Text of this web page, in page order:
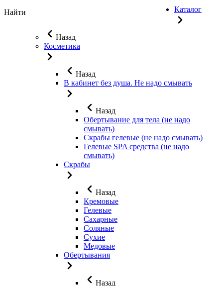
Найти
Каталог
Назад
Косметика
Назад
В кабинет без душа. Не надо смывать
Назад
Обертывание для тела (не надо
смывать)
Скрабы гелевые (не надо смывать)
Гелевые SPA средства (не надо
смывать)
Скрабы
Назад
Кремовые
Гелевые
Сахарные
Соляные
Сухие
Медовые
Обертывания
Назад